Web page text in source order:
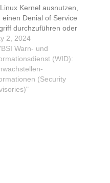
Kernel ausnutzen,
einen Denial of Service
durchzuführen oder
Auswirkungen zu
Dieser Artikel
indexiert von BSI
und
(WID):
2, 2024
Warn- und
(WID):
(Security